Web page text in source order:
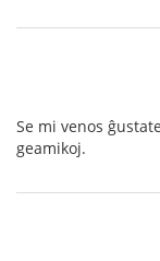
Se mi venos
geamikoj.